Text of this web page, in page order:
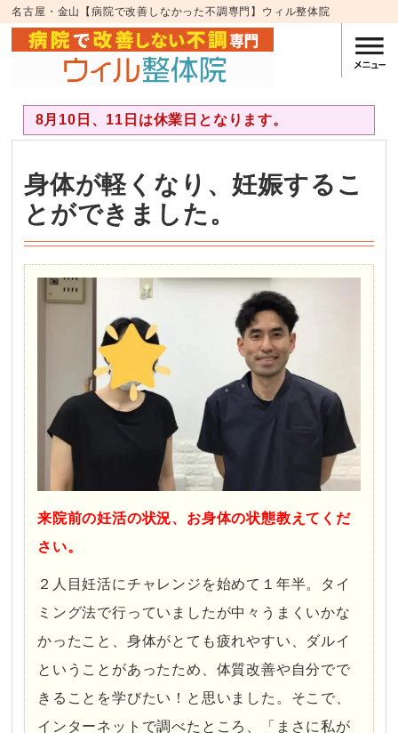
名古屋・金山【病院で改善しなかった不調専門】ウィル整体院
8月10日、11日は休業日となります。
身体が軽くなり、妊娠するこ
とができました。
来院前の妊活の状況、お身体の状態教えてくだ
さい。
２人目妊活にチャレンジを始めて１年半。タイ
ミング法で行っていましたが中々うまくいかな
かったこと、身体がとても疲れやすい、ダルイ
ということがあったため、体質改善や自分でで
きることを学びたい！と思いました。そこで、
インターネットで調べたところ、「まさに私が